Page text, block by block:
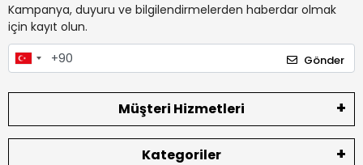
Kampanya, duyuru ve bilgilendirmelerden haberdar olmak
için kayıt olun.
Gönder
Müşteri Hizmetleri
Kategoriler